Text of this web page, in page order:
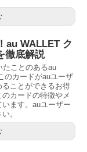
au WALLET ク
徹底解説
たことのあるau
のカードがauユーザ
ことができるお得
カードの特徴やメ
ます。auユーザー
。